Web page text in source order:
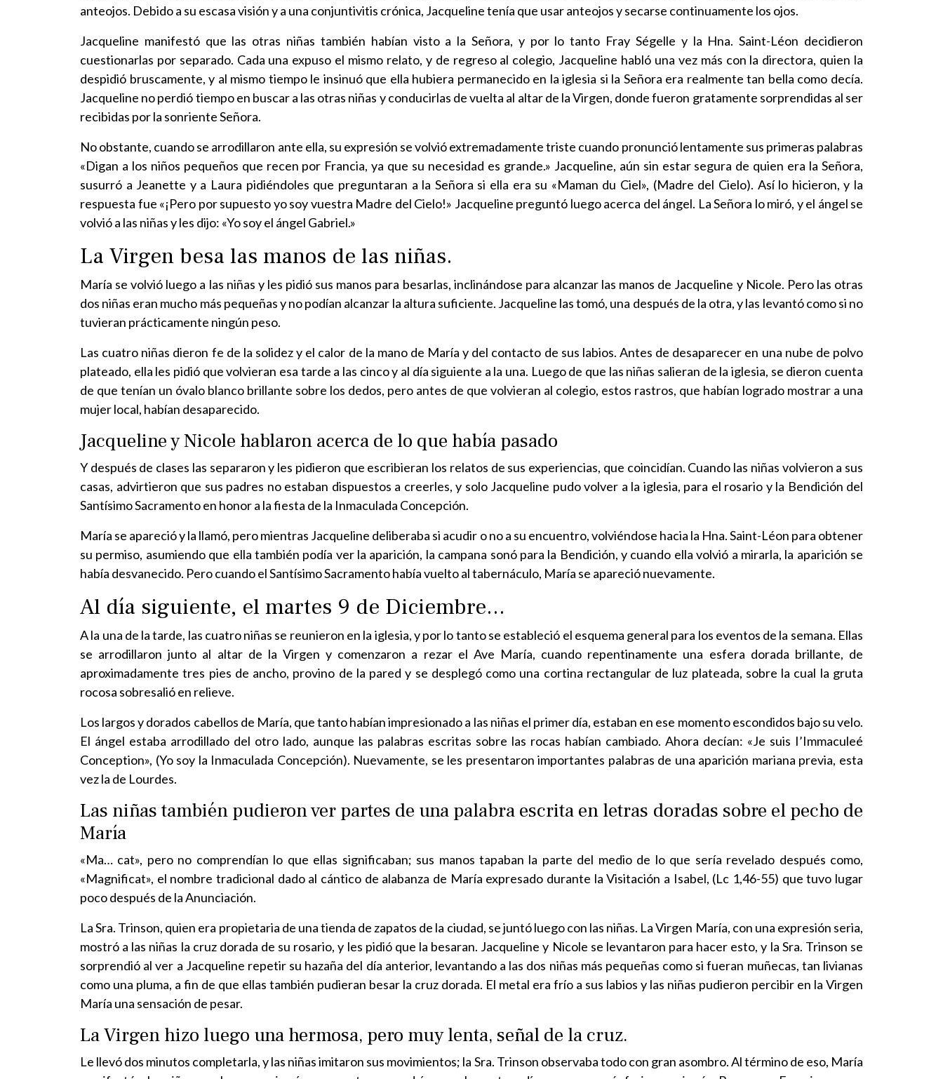
anteojos. Debido a su escasa visión y a una conjuntivitis crónica, Jacqueline tenía que usar anteojos y secarse continuamente los ojos.
Jacqueline manifestó que las otras niñas también habían visto a la Señora, y por lo tanto Fray Ségelle y la Hna. Saint-Léon decidieron
cuestionarlas por separado. Cada una expuso el mismo relato, y de regreso al colegio, Jacqueline habló una vez más con la directora, quien la
despidió bruscamente, y al mismo tiempo le insinuó que ella hubiera permanecido en la iglesia si la Señora era realmente tan bella como decía.
Jacqueline no perdió tiempo en buscar a las otras niñas y conducirlas de vuelta al altar de la Virgen, donde fueron gratamente sorprendidas al ser
recibidas por la sonriente Señora.
No obstante, cuando se arrodillaron ante ella, su expresión se volvió extremadamente triste cuando pronunció lentamente sus primeras palabras
«Digan a los niños pequeños que recen por Francia, ya que su necesidad es grande.» Jacqueline, aún sin estar segura de quien era la Señora,
susurró a Jeanette y a Laura pidiéndoles que preguntaran a la Señora si ella era su «Maman du Ciel», (Madre del Cielo). Así lo hicieron, y la
respuesta fue «¡Pero por supuesto yo soy vuestra Madre del Cielo!» Jacqueline preguntó luego acerca del ángel. La Señora lo miró, y el ángel se
volvió a las niñas y les dijo: «Yo soy el ángel Gabriel.»
La Virgen besa las manos de las niñas.
María se volvió luego a las niñas y les pidió sus manos para besarlas, inclinándose para alcanzar las manos de Jacqueline y Nicole. Pero las otras
dos niñas eran mucho más pequeñas y no podían alcanzar la altura suficiente. Jacqueline las tomó, una después de la otra, y las levantó como si no
tuvieran prácticamente ningún peso.
Las cuatro niñas dieron fe de la solidez y el calor de la mano de María y del contacto de sus labios. Antes de desaparecer en una nube de polvo
plateado, ella les pidió que volvieran esa tarde a las cinco y al día siguiente a la una. Luego de que las niñas salieran de la iglesia, se dieron cuenta
de que tenían un óvalo blanco brillante sobre los dedos, pero antes de que volvieran al colegio, estos rastros, que habían logrado mostrar a una
mujer local, habían desaparecido.
Jacqueline y Nicole hablaron acerca de lo que había pasado
Y después de clases las separaron y les pidieron que escribieran los relatos de sus experiencias, que coincidían. Cuando las niñas volvieron a sus
casas, advirtieron que sus padres no estaban dispuestos a creerles, y solo Jacqueline pudo volver a la iglesia, para el rosario y la Bendición del
Santísimo Sacramento en honor a la fiesta de la Inmaculada Concepción.
María se apareció y la llamó, pero mientras Jacqueline deliberaba si acudir o no a su encuentro, volviéndose hacia la Hna. Saint-Léon para obtener
su permiso, asumiendo que ella también podía ver la aparición, la campana sonó para la Bendición, y cuando ella volvió a mirarla, la aparición se
había desvanecido. Pero cuando el Santísimo Sacramento había vuelto al tabernáculo, María se apareció nuevamente.
Al día siguiente, el martes 9 de Diciembre…
A la una de la tarde, las cuatro niñas se reunieron en la iglesia, y por lo tanto se estableció el esquema general para los eventos de la semana. Ellas
se arrodillaron junto al altar de la Virgen y comenzaron a rezar el Ave María, cuando repentinamente una esfera dorada brillante, de
aproximadamente tres pies de ancho, provino de la pared y se desplegó como una cortina rectangular de luz plateada, sobre la cual la gruta
rocosa sobresalió en relieve.
Los largos y dorados cabellos de María, que tanto habían impresionado a las niñas el primer día, estaban en ese momento escondidos bajo su velo.
El ángel estaba arrodillado del otro lado, aunque las palabras escritas sobre las rocas habían cambiado. Ahora decían: «Je suis I’Immaculeé
Conception», (Yo soy la Inmaculada Concepción). Nuevamente, se les presentaron importantes palabras de una aparición mariana previa, esta
vez la de Lourdes.
Las niñas también pudieron ver partes de una palabra escrita en letras doradas sobre el pecho de
María
«Ma… cat», pero no comprendían lo que ellas significaban; sus manos tapaban la parte del medio de lo que sería revelado después como,
«Magnificat», el nombre tradicional dado al cántico de alabanza de María expresado durante la Visitación a Isabel, (Lc 1,46-55) que tuvo lugar
poco después de la Anunciación.
La Sra. Trinson, quien era propietaria de una tienda de zapatos de la ciudad, se juntó luego con las niñas. La Virgen María, con una expresión seria,
mostró a las niñas la cruz dorada de su rosario, y les pidió que la besaran. Jacqueline y Nicole se levantaron para hacer esto, y la Sra. Trinson se
sorprendió al ver a Jacqueline repetir su hazaña del día anterior, levantando a las dos niñas más pequeñas como si fueran muñecas, tan livianas
como una pluma, a fin de que ellas también pudieran besar la cruz dorada. El metal era frío a sus labios y las niñas pudieron percibir en la Virgen
María una sensación de pesar.
La Virgen hizo luego una hermosa, pero muy lenta, señal de la cruz.
Le llevó dos minutos completarla, y las niñas imitaron sus movimientos; la Sra. Trinson observaba todo con gran asombro. Al término de eso, María